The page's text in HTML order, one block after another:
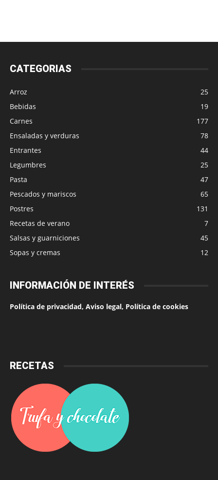
CATEGORIAS
Arroz
25
Bebidas
19
Carnes
177
Ensaladas y verduras
78
Entrantes
44
Legumbres
25
Pasta
47
Pescados y mariscos
65
Postres
131
Recetas de verano
7
Salsas y guarniciones
45
Sopas y cremas
12
INFORMACIÓN DE INTERÉS
Política de privacidad, Aviso legal, Política de cookies
RECETAS